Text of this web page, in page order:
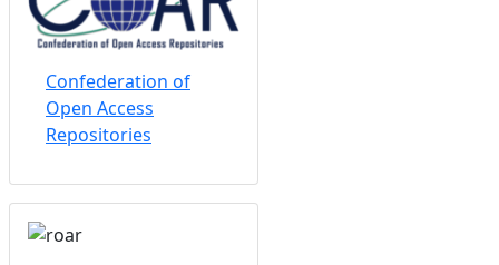
Confederation of
Open Access
Repositories